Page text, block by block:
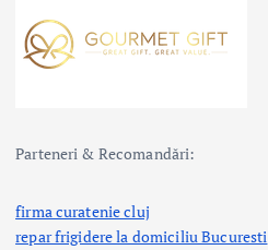
Parteneri & Recomandări:
firma curatenie cluj
repar frigidere la domiciliu Bucuresti